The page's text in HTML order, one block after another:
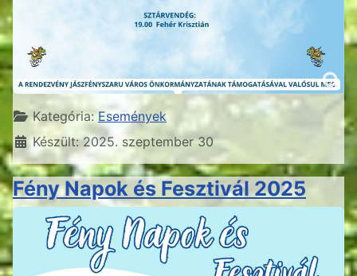
Részletek
Kategória: Események
Készült: 2025. szeptember 30
Fény Napok és Fesztivál 2025